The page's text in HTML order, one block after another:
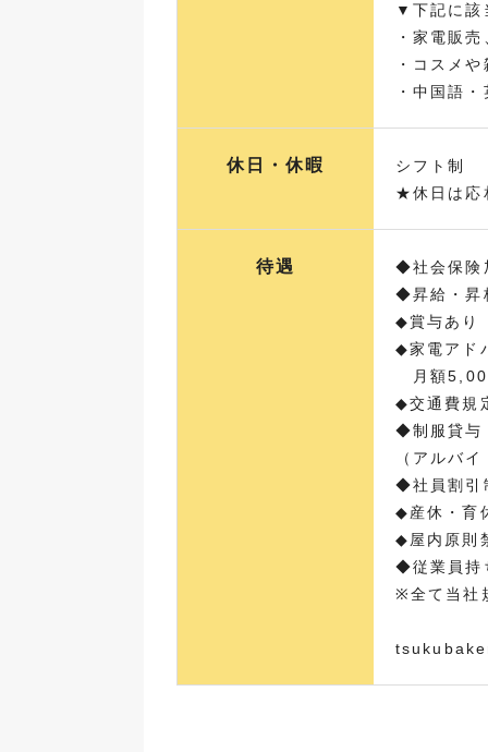
▼下記に該
・家電販
・コスメ
・中国語
休日・休暇
シフト制
★休日は応
待遇
◆社会保険
◆昇給・昇
◆賞与あり
◆家電アド
月額
◆交通費規
◆制服貸与
（アルバ
◆社員割引
◆産休・育
◆屋内原則
◆従業員持
※全て当社